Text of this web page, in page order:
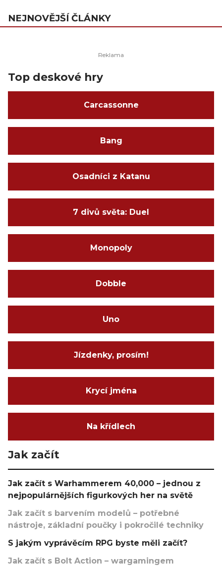
NEJNOVĚJŠÍ ČLÁNKY
Top deskové hry
Carcassonne
Bang
Osadníci z Katanu
7 divů světa: Duel
Monopoly
Dobble
Uno
Jízdenky, prosím!
Krycí jména
Na křídlech
Jak začít
Jak začít s Warhammerem 40,000 – jednou z
nejpopulárnějších figurkových her na světě
Jak začít s barvením modelů – potřebné
nástroje, základní poučky i pokročilé techniky
S jakým vyprávěcím RPG byste měli začít?
Jak začít s Bolt Action – wargamingem